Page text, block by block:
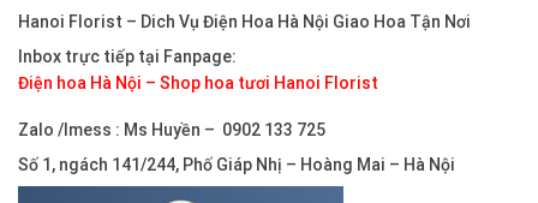
Hanoi Florist – Dich Vụ Điện Hoa Hà Nội Giao Hoa Tận Nơi
Inbox trực tiếp tại Fanpage:
Điện hoa Hà Nội – Shop hoa tươi Hanoi Florist
Zalo /Imess : Ms Huyền – 0902 133 725
Số 1, ngách 141/244, Phố Giáp Nhị – Hoàng Mai – Hà Nội